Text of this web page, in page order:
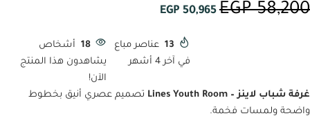
EGP58,200
EGP 50,965
13 عناصر مباع
في آخر 4 أشهر
18 أشخاص
يشاهدون هذا المنتج
الآن!
غرفة شباب لاينز – Lines Youth Room
تصميم عصري أنيق بخطوط
واضحة ولمسات فخمة.